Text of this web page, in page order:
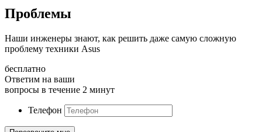
Проблемы
Наши инженеры знают, как решить даже самую сложную
проблему техники Asus
бесплатно
Ответим на ваши
вопросы в течение 2 минут
Телефон